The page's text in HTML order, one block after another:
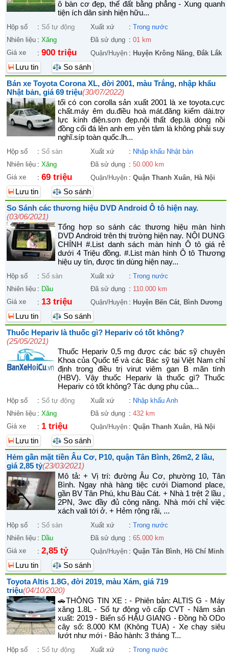
ô bàn cơ đẹp, thế đất bằng phẳng - Xung quanh
tiện ích dân sinh hiện hữu...
Hộp số : Số tự động Xuất xứ : Trong nước
Nhiên liệu : Xăng Đã sử dụng : 01 km
Giá xe
: 900 triệu Quận/Huyện : Huyện Krông Năng, Đắk Lắk
Lưu tin
So sánh
Bán xe Toyota Corona XL, đời 2001, màu Trắng, nhập khẩu
Nhật bản, giá 69 triệu(30/07/2022)
tối có con corolla sản xuất 2001 là xe toyota.cực
chất.máy êm du.điều hoà mát.đăng kiểm dài.trợ
lực kính điện.sơn đẹp.nội thất đẹp.là dòng nồi
đồng cối đá lên anh em yên tâm là không phải suy
nghĩ.síp toàn quốc.lh...
Hộp số : Số sàn Xuất xứ : Nhập khẩu Nhật bản
Nhiên liệu : Xăng Đã sử dụng : 50.000 km
Giá xe
: 69 triệu Quận/Huyện : Quận Thanh Xuân, Hà Nội
Lưu tin
So sánh
So Sánh các thương hiệu DVD Android Ô tô hiện nay.
(03/06/2021)
Tổng hợp so sánh các thương hiệu màn hình
DVD Android trên thị trường hiện nay. NỘI DUNG
CHÍNH #.List danh sách màn hình Ô tô giá rẻ
dưới 4 Triệu đồng. #.List màn hình Ô tô Thương
hiệu uy tín, được tin dùng hiện nay...
Hộp số : Số sàn Xuất xứ : Trong nước
Nhiên liệu : Dầu Đã sử dụng : 110.000 km
Giá xe
: 13 triệu Quận/Huyện : Huyện Bến Cát, Bình Dương
Lưu tin
So sánh
Thuốc Hepariv là thuốc gì? Hepariv có tốt không?
(25/05/2021)
Thuốc Hepariv 0,5 mg được các bác sỹ chuyên
Khoa của Quốc tế và các Bác sỹ tại Việt Nam chỉ
định trong điều trị virut viêm gan B mãn tính
(HBV). Vậy thuốc Hepariv là thuốc gì? Thuốc
Hepariv có tốt không? Tác dụng phụ của...
Hộp số : Số tự động Xuất xứ : Nhập khẩu Anh
Nhiên liệu : Xăng Đã sử dụng : 432 km
Giá xe
: 1 triệu Quận/Huyện : Quận Thanh Xuân, Hà Nội
Lưu tin
So sánh
Hẻm gần mặt tiền Âu Cơ, P10, quận Tân Bình, 26m2, 2 lầu,
giá 2,85 tỷ(23/03/2021)
Mô tả: + Vị trí: đường Âu Cơ, phường 10, Tân
Bình. Ngay nhà hàng tiệc cưới Diamond place,
gần BV Tân Phú, khu Bàu Cát. + Nhà 1 trệt 2 lầu ,
2PN, 3wc đầy đủ công năng. Nhà mới chỉ việc
xách vali tới ở. + Hẻm rộng rãi, ...
Hộp số : Số sàn Xuất xứ : Trong nước
Nhiên liệu : Dầu Đã sử dụng : 65.000 km
Giá xe
: 2,85 tỷ Quận/Huyện : Quận Tân Bình, Hồ Chí Minh
Lưu tin
So sánh
Toyota Altis 1.8G, đời 2019, màu Xám, giá 719
triệu(04/10/2020)
🚗THÔNG TIN XE : - Phiên bản: ALTIS G - Máy
xăng 1.8L - Số tự động vô cấp CVT - Năm sản
xuất: 2019 - Biển số HẬU GIANG - Đồng hồ ODo
cây số: 8.000 KM (Không TUA) - Xe chạy siêu
lướt như mới - Bảo hành: 3 tháng T...
Hộp số : Số tự động Xuất xứ : Trong nước